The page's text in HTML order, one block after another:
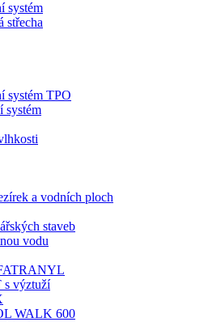
systém
střecha
systém TPO
systém
a vodních ploch
staveb
vodu
s výztuží
WALK 600